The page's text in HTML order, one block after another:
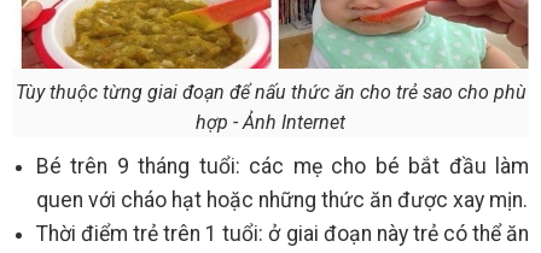
Tùy thuộc từng giai đoạn để nấu thức ăn cho trẻ sao cho phù
hợp - Ảnh Internet
Bé trên 9 tháng tuổi: các mẹ cho bé bắt đầu làm
quen với cháo hạt hoặc những thức ăn được xay mịn.
Thời điểm trẻ trên 1 tuổi: ở giai đoạn này trẻ có thể ăn